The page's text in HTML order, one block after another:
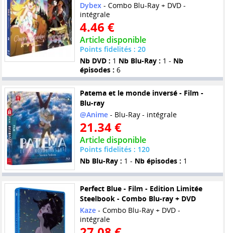
Dybex- Combo Blu-Ray + DVD -
intégrale
4.46 €
Article disponible
Points fidelités : 20
Nb DVD : 1 Nb Blu-Ray : 1 - Nb
épisodes : 6
Patema et le monde inversé - Film -
Blu-ray
@Anime- Blu-Ray - intégrale
21.34 €
Article disponible
Points fidelités : 120
Nb Blu-Ray : 1 - Nb épisodes : 1
Perfect Blue - Film - Edition Limitée
Steelbook - Combo Blu-ray + DVD
Kaze- Combo Blu-Ray + DVD -
intégrale